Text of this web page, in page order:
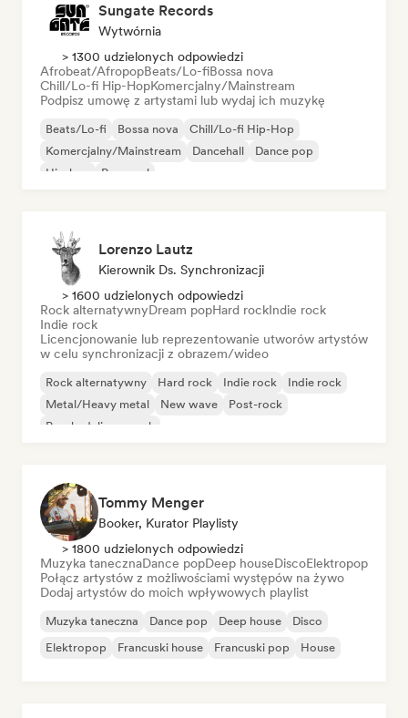
Sungate Records
Wytwórnia
> 1300 udzielonych odpowiedzi
Afrobeat/AfropopBeats/Lo-fiBossa nova
Chill/Lo-fi Hip-HopKomercjalny/Mainstream
Podpisz umowę z artystami lub wydaj ich muzykę
Beats/Lo-fi Bossa nova
Chill/Lo-fi Hip-Hop
Komercjalny/Mainstream
Dancehall
Dance pop
Hip-hop
Pop-soul
Lorenzo Lautz
Kierownik Ds. Synchronizacji
> 1600 udzielonych odpowiedzi
Rock alternatywnyDream popHard rockIndie rock
Indie rock
Licencjonowanie lub reprezentowanie utworów artystów
w celu synchronizacji z obrazem/wideo
Rock alternatywny Hard rock Indie rock
Indie rock
Metal/Heavy metal
New wave
Post-rock
Psychedeliczny rock
Tommy Menger
Booker, Kurator Playlisty
> 1800 udzielonych odpowiedzi
Muzyka tanecznaDance popDeep houseDiscoElektropop
Połącz artystów z możliwościami występów na żywo
Dodaj artystów do moich wpływowych playlist
Muzyka taneczna Dance pop Deep house
Disco
Elektropop
Francuski house Francuski pop House